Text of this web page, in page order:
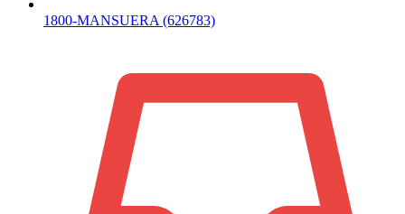
1800-MANSUERA (626783)